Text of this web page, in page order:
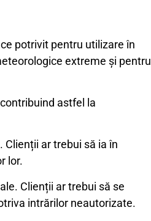
potrivit pentru utilizare în
extreme și pentru
astfel la
ar trebui să ia în
lor.
Clienții ar trebui să se
intrărilor neautorizate.